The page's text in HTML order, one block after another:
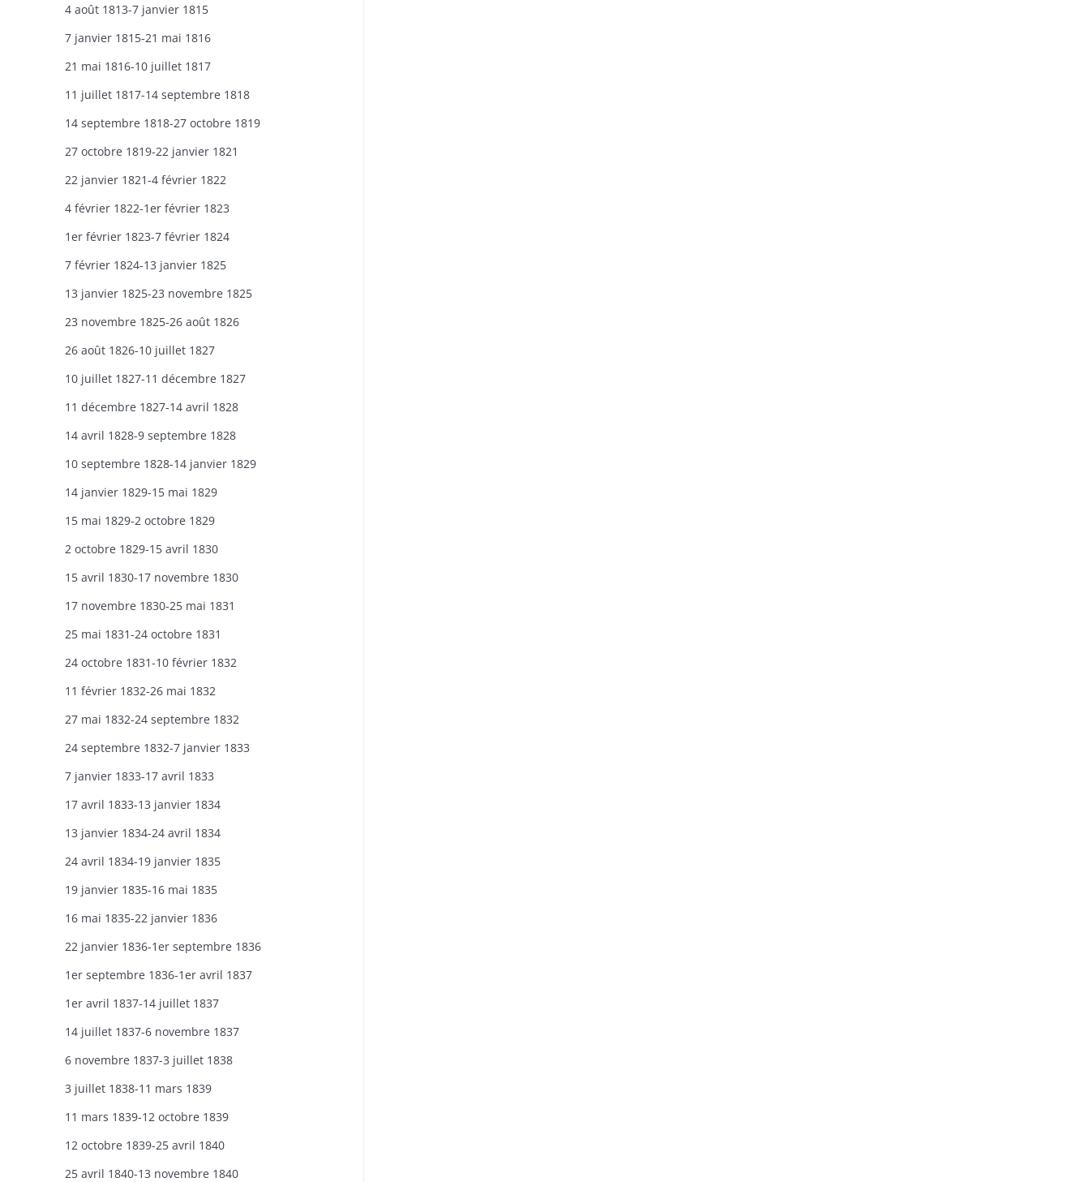
4 août 1813-7 janvier 1815
7 janvier 1815-21 mai 1816
21 mai 1816-10 juillet 1817
11 juillet 1817-14 septembre 1818
14 septembre 1818-27 octobre 1819
27 octobre 1819-22 janvier 1821
22 janvier 1821-4 février 1822
4 février 1822-1er février 1823
1er février 1823-7 février 1824
7 février 1824-13 janvier 1825
13 janvier 1825-23 novembre 1825
23 novembre 1825-26 août 1826
26 août 1826-10 juillet 1827
10 juillet 1827-11 décembre 1827
11 décembre 1827-14 avril 1828
14 avril 1828-9 septembre 1828
10 septembre 1828-14 janvier 1829
14 janvier 1829-15 mai 1829
15 mai 1829-2 octobre 1829
2 octobre 1829-15 avril 1830
15 avril 1830-17 novembre 1830
17 novembre 1830-25 mai 1831
25 mai 1831-24 octobre 1831
24 octobre 1831-10 février 1832
11 février 1832-26 mai 1832
27 mai 1832-24 septembre 1832
24 septembre 1832-7 janvier 1833
7 janvier 1833-17 avril 1833
17 avril 1833-13 janvier 1834
13 janvier 1834-24 avril 1834
24 avril 1834-19 janvier 1835
​19 janvier 1835-16 mai 1835
16 mai 1835-22 janvier 1836
22 janvier 1836-1er septembre 1836
1er septembre 1836-1er avril 1837
1er avril 1837-14 juillet 1837
14 juillet 1837-6 novembre 1837
6 novembre 1837-3 juillet 1838
3 juillet 1838-11 mars 1839
11 mars 1839-12 octobre 1839
12 octobre 1839-25 avril 1840
25 avril 1840-13 novembre 1840